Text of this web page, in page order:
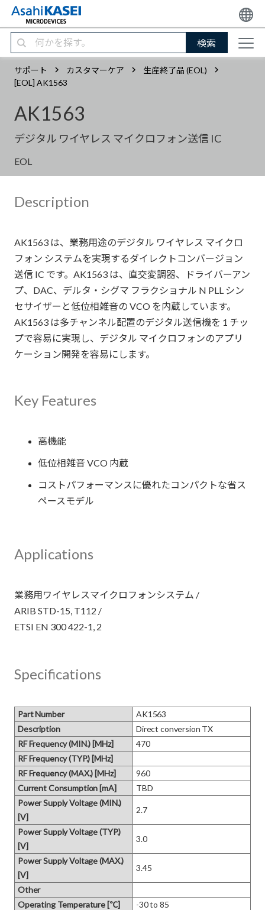
検索
サポート カスタマーケア
生産終了品 (EOL)
[EOL] AK1563
AK1563
デジタル ワイヤレス マイクロフォン送信 IC
EOL
Description
AK1563 は、業務用途のデジタル ワイヤレス マイクロ
フォン システムを実現するダイレクトコンバージョン
送信 IC です。AK1563 は、直交変調器、ドライバーアン
プ、DAC、デルタ・シグマ フラクショナル N PLL シン
セサイザーと低位相雑音の VCO を内蔵しています。
AK1563 は多チャンネル配置のデジタル送信機を 1 チッ
プで容易に実現し、デジタル マイクロフォンのアプリ
ケーション開発を容易にします。
Key Features
高機能
低位相雑音 VCO 内蔵
コストパフォーマンスに優れたコンパクトな省ス
ペースモデル
Applications
業務用ワイヤレスマイクロフォンシステム /
ARIB STD-15, T112 /
Specifications
Part Number
AK1563
Description
Direct conversion TX
RF Frequency (MIN.) [MHz]
470
RF Frequency (TYP.) [MHz]
RF Frequency (MAX.) [MHz]
960
Current Consumption [mA]
TBD
Power Supply Voltage (MIN.)
[V]
2.7
Power Supply Voltage (TYP.)
[V]
3.0
Power Supply Voltage (MAX.)
[V]
3.45
Other
Operating Temperature [℃]
-30 to 85